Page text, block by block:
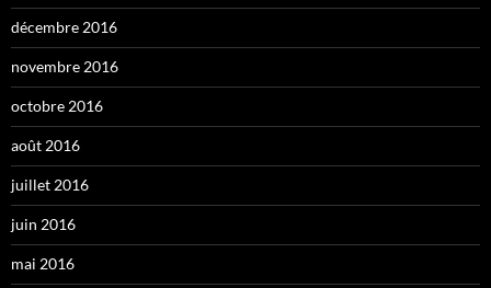
décembre 2016
novembre 2016
octobre 2016
août 2016
juillet 2016
juin 2016
mai 2016